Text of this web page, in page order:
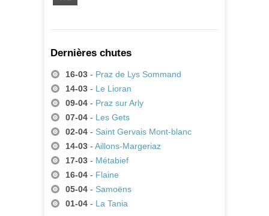
Dernières chutes
16-03 - Praz de Lys Sommand
14-03 - Le Lioran
09-04 - Praz sur Arly
07-04 - Les Gets
02-04 - Saint Gervais Mont-blanc
14-03 - Aillons-Margeriaz
17-03 - Métabief
16-04 - Flaine
05-04 - Samoëns
01-04 - La Tania